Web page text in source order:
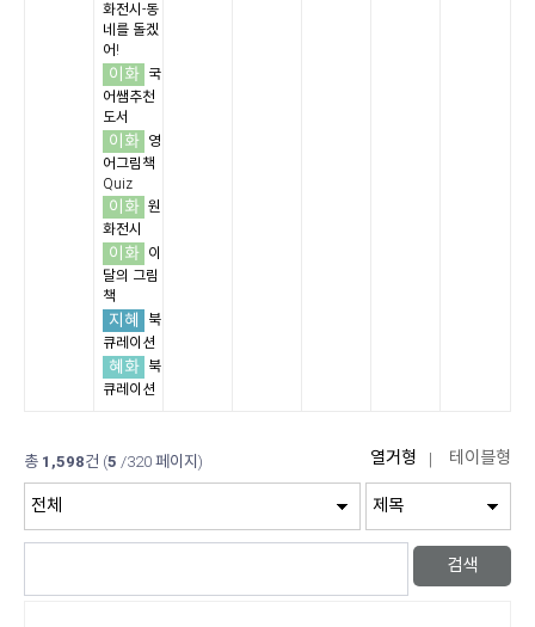
화전시-동
네를 돌겠
어!
이화
국
어쌤추천
도서
이화
영
어그림책
Quiz
이화 원
화전시
이화
이
달의 그림
책
지혜
북
큐레이션
혜화
북
큐레이션
총 1,598건 (5 /320 페이지)